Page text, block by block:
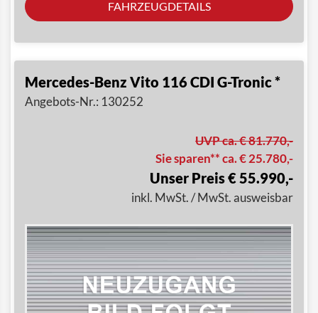
FAHRZEUGDETAILS
Mercedes-Benz Vito 116 CDI G-Tronic *
Angebots-Nr.: 130252
UVP ca. € 81.770,-
Sie sparen** ca. € 25.780,-
Unser Preis € 55.990,-
inkl. MwSt. / MwSt. ausweisbar